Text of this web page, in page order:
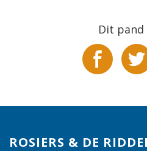
Dit pand
ROSIERS & DE